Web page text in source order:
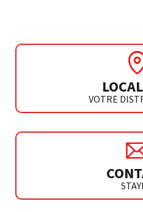
VOTRE